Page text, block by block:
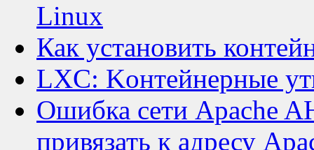
Linux
Как установить
LXC: Kонтейнерные
Ошибка сети Apache
привязать к адресу